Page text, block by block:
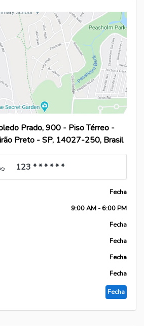
Prado, 900 - Piso Térreo -
Preto - SP, 14027-250, Brasil
123 * * * * * *
Fecha
9:00AM - 6:00PM
Fecha
Fecha
Fecha
Fecha
Fecha